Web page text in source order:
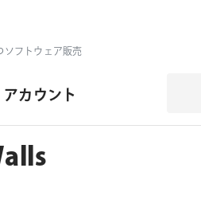
ソフトウェア販売
アカウント